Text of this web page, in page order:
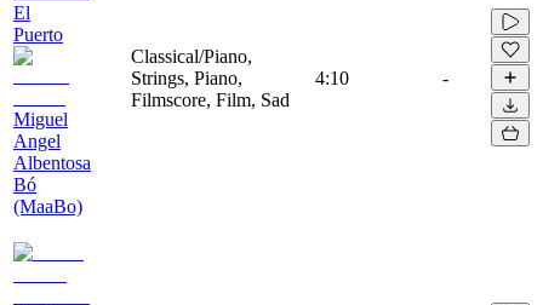
El
Puerto
Miguel
Angel
Albentosa
Bó
(MaaBo)
Classical/Piano,
Strings, Piano,
Filmscore, Film, Sad
4:10 -